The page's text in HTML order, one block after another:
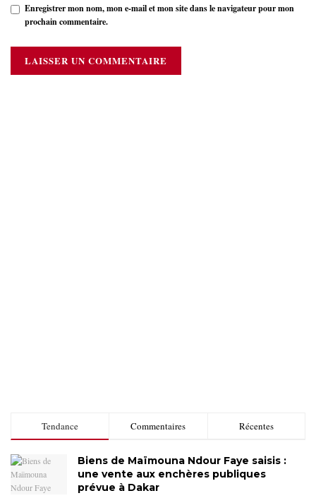
Enregistrer mon nom, mon e-mail et mon site dans le navigateur pour mon
prochain commentaire.
Tendance Commentaires Récentes
Biens de Maïmouna Ndour Faye saisis :
une vente aux enchères publiques
prévue à Dakar